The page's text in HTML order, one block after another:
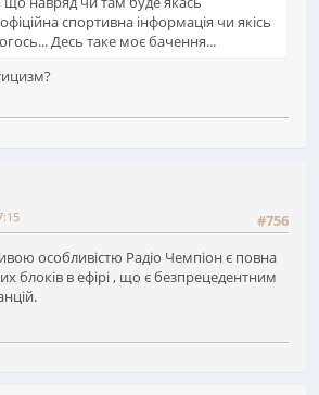
спортивна інформація чи якісь
Десь таке моє бачення...
#756
особливістю Радіо Чемпіон є повна
блоків в ефірі , що є безпрецедентним